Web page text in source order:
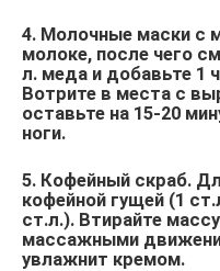
4. Молочные маски с
молоке, после чего
л. меда и добавьте 1
Вотрите в места с
оставьте на 15-20
ноги.
5. Кофейный скраб.
кофейной гущей (1
ст.л.). Втирайте
массажными
увлажнит кремом.